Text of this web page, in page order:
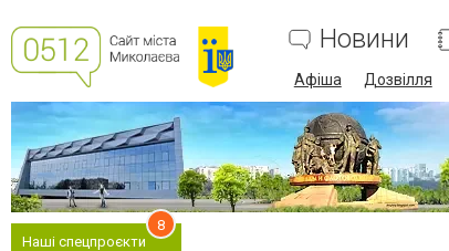
Новини
Афіша Дозвілля
Наші спецпроєкти
8